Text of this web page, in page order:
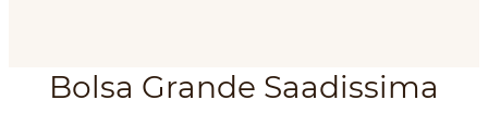
Bolsa Grande Saadissima